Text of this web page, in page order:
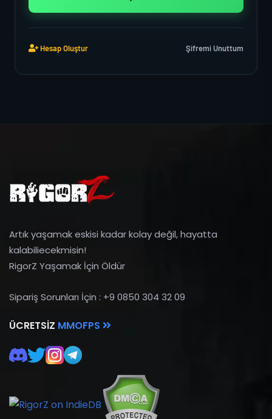
Hesap Oluştur Şifremi Unuttum
Artık yaşamak eskisi kadar kolay değil, hayatta
kalabiliecekmisin!
RigorZ Yaşamak İçin Öldür
Sipariş Sorunları İçin : +9 0850 304 32 09
ÜCRETSIZ MMOFPS